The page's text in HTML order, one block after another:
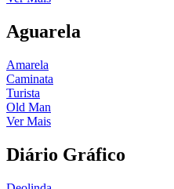
Aguarela
Amarela
Caminata
Turista
Old Man
Ver Mais
Diário Gráfico